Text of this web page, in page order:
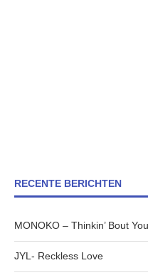
RECENTE BERICHTEN
MONOKO – Thinkin’ Bout
JYL- Reckless Love